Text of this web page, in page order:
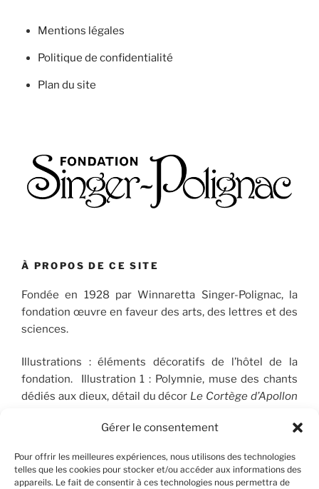
Gérer le consentement
Pour offrir les meilleures expériences, nous utilisons des technologies
telles que les cookies pour stocker et/ou accéder aux informations des
appareils. Le fait de consentir à ces technologies nous permettra de
Mentions légales
Politique de confidentialité
Plan du site
À PROPOS DE CE SITE
Fondée en 1928 par Winnaretta Singer-Polignac, la
fondation œuvre en faveur des arts, des lettres et des
sciences.
Illustrations : éléments décoratifs de l’hôtel de la
fondation. Illustration 1 : Polymnie, muse des chants
dédiés aux dieux, détail du décor Le Cortège d’Apollon
orne le plafond du Salon de musique. © FSP/OLG